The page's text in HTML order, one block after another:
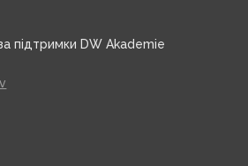
підтримки DW Akademie